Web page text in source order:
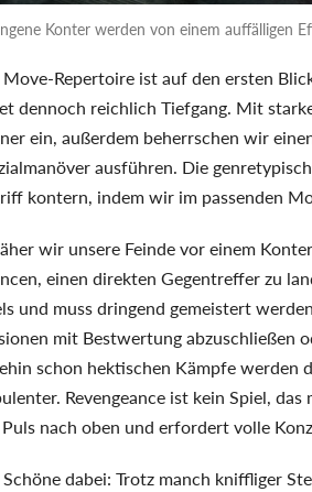
Konter werden von einem auffälligen
Move-Repertoire ist auf den ersten
dennoch reichlich Tiefgang. Mit
ein, außerdem beherrschen wir
ausführen. Die
kontern, indem wir im passenden
wir unsere Feinde vor einem
einen direkten Gegentreffer zu
und muss dringend gemeistert
mit Bestwertung abzuschließen
schon hektischen Kämpfe werden
Revengeance ist kein Spiel,
nach oben und erfordert volle
Schöne dabei: Trotz manch kniffliger